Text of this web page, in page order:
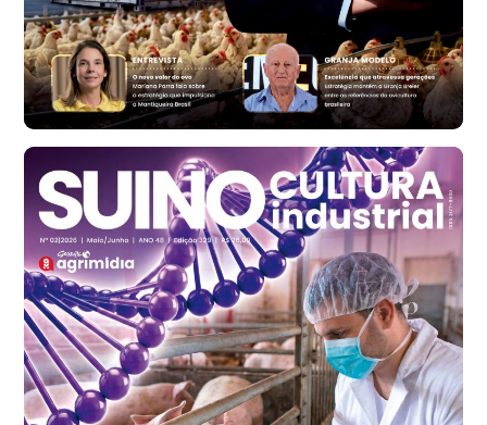
cx
Ovo Vermelho - Regional
Bastos (SP)
R$ 146,71
cx
Frango - Indicador
SP
R$ 7,13
kg
Frango - Indicador
SP
R$ 7,15
kg
Trigo Atacado - Regional
PR